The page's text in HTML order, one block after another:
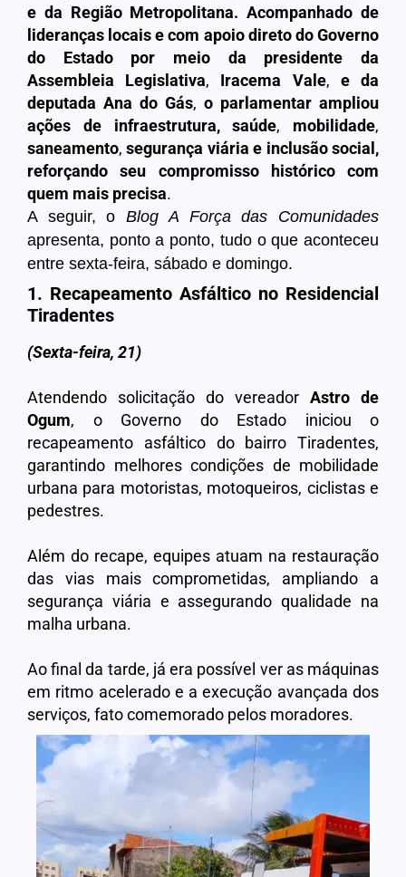
e da Região Metropolitana. Acompanhado de
lideranças locais e com apoio direto do Governo
do Estado por meio da presidente da
Assembleia Legislativa, Iracema Vale, e da
deputada Ana do Gás, o parlamentar ampliou
ações de infraestrutura,
saúde, mobilidade,
saneamento,segurança viária e inclusão social,
reforçando
seu compromisso histórico
com
quem mais precisa.
A seguir, oBlog A Força das Comunidades
apresenta, ponto a ponto, tudo o que aconteceu
entre sexta-feira, sábado e domingo.
1. Recapeamento Asfáltico no Residencial
Tiradentes
(Sexta-feira, 21)
Atendendo solicitação do vereador Astro de
Ogum, o Governo do Estado iniciou o
recapeamento asfáltico do bairro Tiradentes,
garantindo melhores condições de mobilidade
urbana para motoristas, motoqueiros, ciclistas e
pedestres.
Além do recape, equipes atuam na restauração
das vias mais comprometidas, ampliando a
segurança viária e assegurando qualidade na
malha urbana.
Ao final da tarde, já era possível ver as máquinas
em ritmo acelerado e a execução avançada dos
serviços, fato comemorado pelos moradores.